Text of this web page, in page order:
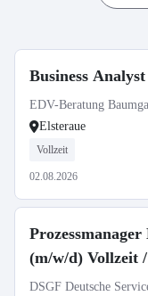
Business
EDV-Beratung
Elsteraue
Vollzeit
02.08.2026
(m/w/d) Vollzeit
DSGF Deutsche